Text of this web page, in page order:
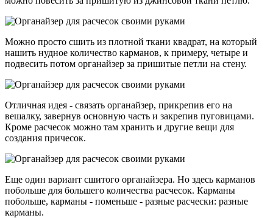
Можно просто сшить из плотной ткани квадрат, на который
нашить нудное количество карманов, к примеру, четыре и
подвесить потом органайзер за пришитые петли на стену.
Отличная идея - связать органайзер, прикрепив его на
вешалку, завернув основную часть и закрепив пуговицами.
Кроме расчесок можно там хранить и другие вещи для
создания причесок.
Еще один вариант сшитого органайзера. Но здесь карманов
побольше для большего количества расчесок. Карманы
побольше, карманы - поменьше - разные расчески: разные
карманы.